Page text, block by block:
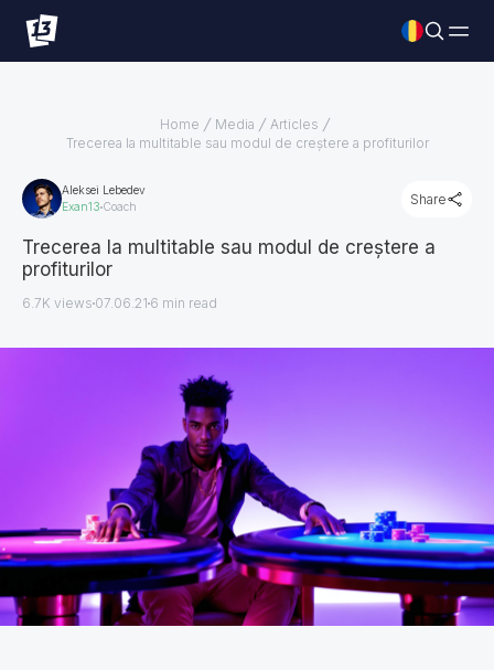
Home Media
Articles
Trecerea la multitable sau modul de creștere a profiturilor
Aleksei Lebedev
Exan13 Coach Share
Trecerea la multitable sau modul de creștere a
profiturilor
6.7K views 07.06.21 6 min read